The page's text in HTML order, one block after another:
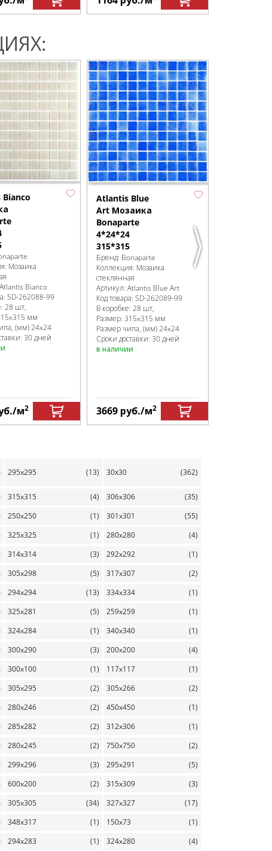
Мозаика
Atlantis Bianco
SD-262088-99
: 28 шт,
мм
(мм)24x24
30 дней
/м2
Atlantis Blue
Art Мозаика
Bonaparte
4*24*24
315*315
Бренд: Bonaparte
Коллекция: Мозаика
стеклянная
Артикул: Atlantis Blue Art
Код товара: SD-262089-99
В коробке: 28 шт,
Размер: 315x315 мм
Размер чипа, (мм)24x24
Сроки доставки: 30 дней
в наличии
3669 руб./м2
295x295 (13) 30х30 (362)
315x315 (4) 306x306
(35)
250x250 (1) 301x301
(55)
325x325 (1) 280x280
(4)
314x314 (3) 292x292
(1)
305x298 (5) 317x307
(2)
294x294 (13) 334x334
(1)
325x281 (5) 259x259
(1)
324x284 (1) 340x340
(1)
300x290 (3) 200x200
(4)
300x100 (1) 117x117
(1)
305x295 (2) 305x266
(2)
280x246 (2) 450x450
(1)
285x282 (2) 312x306
(1)
280x245 (2) 750x750
(2)
299x296 (3) 295x291
(5)
600x200 (2) 315x309
(3)
305x305 (34) 327x327
(17)
348x317 (1) 150x73
(1)
294x283 (1) 324x280 (4)